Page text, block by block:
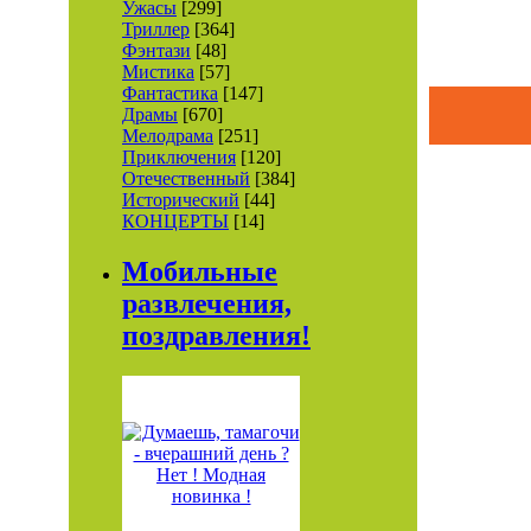
Ужасы [299]
Триллер [364]
Фэнтази [48]
Мистика [57]
Фантастика [147]
Драмы [670]
Мелодрама [251]
Приключения [120]
Отечественный [384]
Исторический [44]
КОНЦЕРТЫ [14]
Мобильные
развлечения,
поздравления!